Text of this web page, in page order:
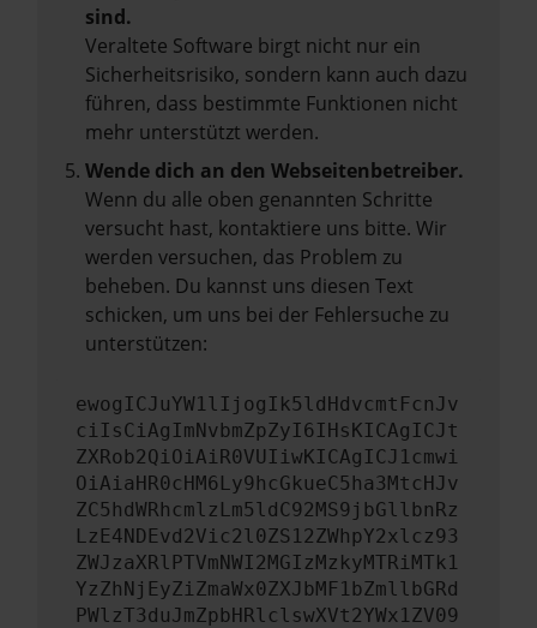
sind.
Veraltete Software birgt nicht nur ein
Sicherheitsrisiko, sondern kann auch dazu
führen, dass bestimmte Funktionen nicht
mehr unterstützt werden.
Wende dich an den Webseitenbetreiber.
Wenn du alle oben genannten Schritte
versucht hast, kontaktiere uns bitte. Wir
werden versuchen, das Problem zu
beheben. Du kannst uns diesen Text
schicken, um uns bei der Fehlersuche zu
unterstützen:
ewogICJuYW1lIjogIk5ldHdvcmtFcnJv
ciIsCiAgImNvbmZpZyI6IHsKICAgICJt
ZXRob2QiOiAiR0VUIiwKICAgICJ1cmwi
OiAiaHR0cHM6Ly9hcGkueC5ha3MtcHJv
ZC5hdWRhcmlzLm5ldC92MS9jbGllbnRz
LzE4NDEvd2Vic2l0ZS12ZWhpY2xlcz93
ZWJzaXRlPTVmNWI2MGIzMzkyMTRiMTk1
YzZhNjEyZiZmaWx0ZXJbMF1bZmllbGRd
PWlzT3duJmZpbHRlclswXVt2YWx1ZV09